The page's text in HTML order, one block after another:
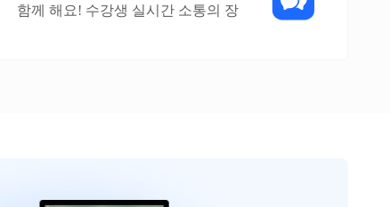
함께 해요! 수강생 실시간 소통의 장